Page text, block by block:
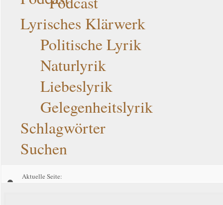
Lyrisches Klärwerk
Politische Lyrik
Naturlyrik
Liebeslyrik
Gelegenheitslyrik
Schlagwörter
Suchen
Aktuelle Seite: